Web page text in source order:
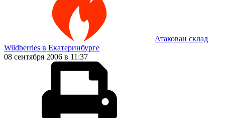
Атакован склад
Wildberries в Екатеринбурге
08 сентября 2006 в 11:37